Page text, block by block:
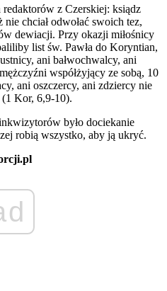
z Czerskiej: ksiądz
chciał odwołać swoich tez,
dewiacji. Przy okazji miłośnicy
list św. Pawła do Koryntian,
ani bałwochwalcy, ani
współżyjący ze sobą, 10
ani oszczercy, ani zdziercy nie
Kor, 6,9-10).
było dociekanie
robią wszystko, aby ją ukryć.